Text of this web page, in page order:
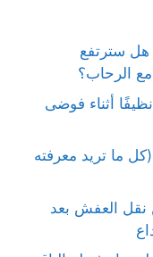
نقل العفش مع دخول 2026: هل سترتفع
مع الرحاب؟
أثناء فوضى
ما تريد معرفته
نقل العفش بعد